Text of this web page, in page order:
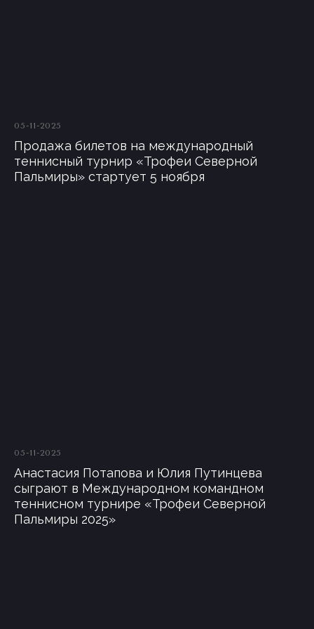
05-11-2025
Продажа билетов на международный
теннисный турнир «Трофеи Северной
Пальмиры» стартует 5 ноября
05-11-2025
Анастасия Потапова и Юлия Путинцева
сыграют в Международном командном
теннисном турнире «Трофеи Северной
Пальмиры 2025»